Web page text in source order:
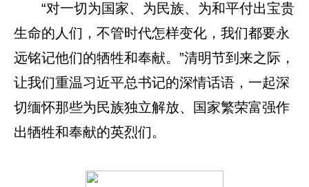
“对一切为国家、为民族、为和平付出宝贵
生命的人们，不管时代怎样变化，我们都要永
远铭记他们的牺牲和奉献。”清明节到来之际，
让我们重温习近平总书记的深情话语，一起深
切缅怀那些为民族独立解放、国家繁荣富强作
出牺牲和奉献的英烈们。